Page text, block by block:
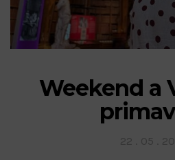
Weekend a